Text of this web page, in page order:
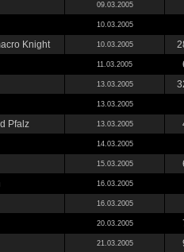
09.03.2005
10.03.2005
Knight 10.03.2005
11.03.2005
13.03.2005
13.03.2005
Pfalz 13.03.2005
14.03.2005
15.03.2005
16.03.2005
16.03.2005
20.03.2005
21.03.2005